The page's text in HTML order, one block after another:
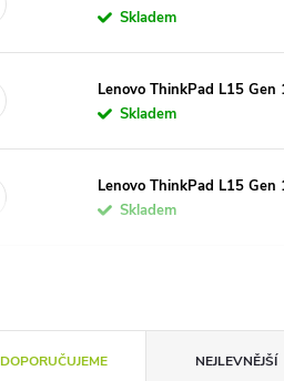
Skladem
Lenovo ThinkPad L15
Skladem
Lenovo ThinkPad L15
Skladem
DOPORUČUJEME NEJLEVNĚJŠÍ